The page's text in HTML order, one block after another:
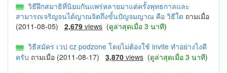
วิธีฝึกสมาธิที่นิยมกันแพร่หลายมาแต่ครั้งพุทธกาลและ
สามารถเจริญจนได้ญาณจิตถึงขั้นปัญจมญาณ คือ วิธีใด ถามเมื่อ
(2011-08-05) 2,679 views (ดูล่าสุดเมื่อ 3 นาที)
วิธีสมัคร เวป cz podzone โดยไม่ต้องใช้ invite ทำอย่างไงดี
ครับ ถามเมื่อ (2011-08-17) 3,870 views (ดูล่าสุดเมื่อ 3 นาที)